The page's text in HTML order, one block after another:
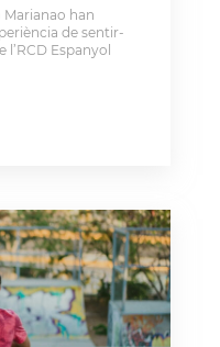
han
de sentir-
l’RCD Espanyol